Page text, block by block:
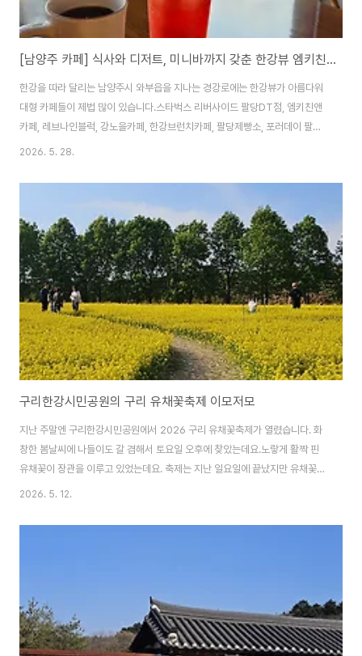
[남양주 카페] 식사와 디저트, 미니바까지 갖춘 한강뷰 엠키친앤카페
한강을 따라 달리는 남양주시 와부읍을 지나는 경강로에는 한강뷰가 아름다워
대형 카페들이 제법 많이 있습니다.스타벅스 리버사이드 팔당DT점, 엠키친앤
카페, 레브나인블럭, 강노을카페, 한강브런치카페, 팔당제빵소, 포러데이 팔당,
데저트, 브레드쏭, 리펠 등 정말 많이 있습니다.한 번쯤 지나가다가 한강을 바라
들 중 전 좌석 한강뷰는 물론 식사와 디저트, 커피까지 즐길 수 있고, 미니 셀프
바까지 갖추고 있는 앰키친엔카페를 소개해 드리겠습니다. 남양주 와부읍, 경
강로에 자리한 엠키친앤카페바로 앞에 북한강이 지나고 있어 한강뷰가 아름다
운 카페 겸 이탈리안 레스토랑입니다. 1~2층 모두를 카페와 레스토랑으로 이
용하고 있고, 카페 손님과 레..
2026. 5. 28.
구리한강시민공원의 구리 유채꽃축제 이모저모
지난 주말엔 구리한강시민공원에서 2026 구리 유채꽃축제가 열렸습니다. 화
창한 봄날씨에 나들이도 갈 겸해서 토요일 오후에 찾았는데요.노랗게 활짝 핀
유채꽃이 장관을 이루고 있었는데요. 축제는 지난 일요일에 끝났지만 유채꽃은
앞으로 10일 이상은 볼 수 있을 것으로 보입니다. 구리 유채꽃축제가 열리고 있
가구가 살던 토평나루라는 작은 마을이 있었는데요.비만 오면 홍수로 수혜가
꽃밭을 조성한 것이 현재에 이르고 있습니..
2026. 5. 12.